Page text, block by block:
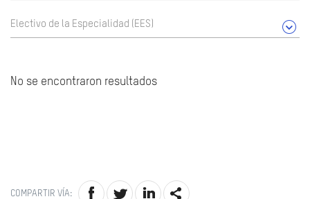
Electivo de la Especialidad (EES)
No se encontraron resultados
COMPARTIR VÍA: